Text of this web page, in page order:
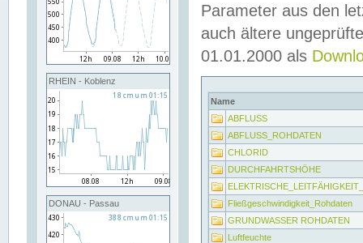
RHEIN - Koblenz
DONAU - Passau
Parameter aus den
auch ältere
01.01.2000 als
Name
ABFLUSS
ABFLUSS_ROHDATEN
CHLORID
DURCHFAHRTSHÖHE
Fließgeschwindigkeit_Rohdaten
GRUNDWASSER ROHDATEN
Luftfeuchte